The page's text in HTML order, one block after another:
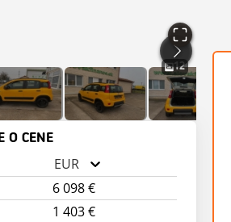
12
O CENE
EUR
6 098 €
1 403 €